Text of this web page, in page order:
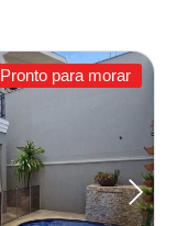
Pronto para morar